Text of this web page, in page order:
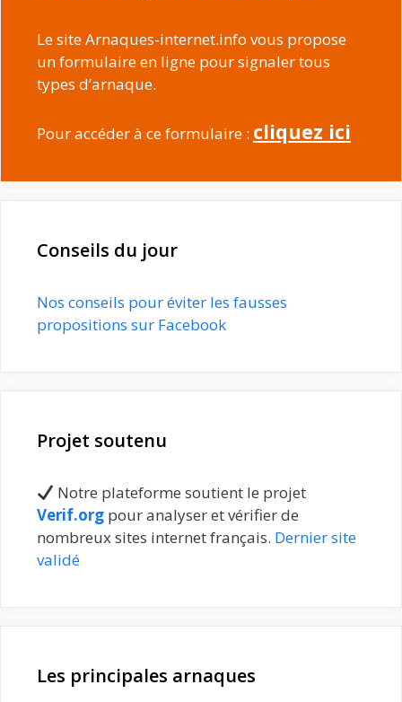
Le site Arnaques-internet.info vous propose
un formulaire en ligne pour signaler tous
types d’arnaque.
Pour accéder à ce formulaire : cliquez ici
Conseils du jour
Nos conseils pour éviter les fausses
propositions sur Facebook
Projet soutenu
Notre plateforme soutient le projet
Verif.org pour analyser et vérifier de
nombreux sites internet français. Dernier site
validé
Les principales arnaques